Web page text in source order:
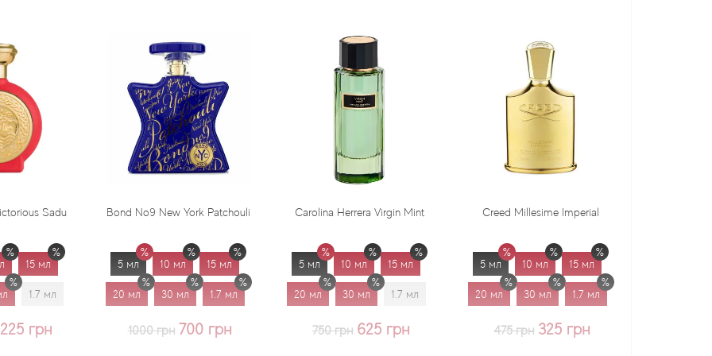
Bond No9 New York Patchouli
5 мл 10 мл 15 мл
20 мл 1.7 мл
1000 грн
Carolina Herrera Virgin Mint
5 мл 10 мл 15 мл
20 мл 30 мл 1.7 мл
750 грн
Creed Millesime Imperial
5 мл 10 мл 15 мл
20 мл 1.7 мл
475 грн
Dr. Gritti Tutu
5 мл 10 мл
20 мл 30 мл